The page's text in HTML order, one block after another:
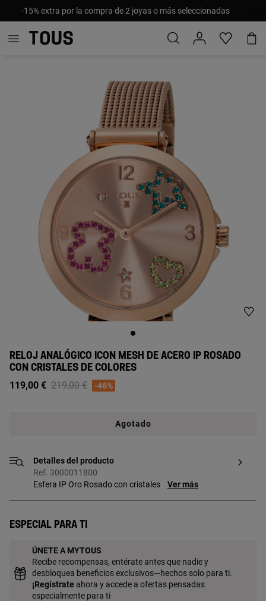
-15% extra por la compra de 2 joyas o más seleccionadas
RELOJ ANALÓGICO ICON MESH DE ACERO IP ROSADO
CON CRISTALES DE COLORES
119,00 € Price reduced from
219,00 €to-46%
Agotado
Detalles del producto
Ref. 3000011800
Esfera IP Oro Rosado con cristales
Ver más
Especial para ti
ÚNETE A MYTOUS
Recibe recompensas, entérate antes que nadie y
desbloquea beneficios exclusivos—hechos solo para ti.
¡Regístrate ahora y accede a ofertas pensadas
especialmente para ti